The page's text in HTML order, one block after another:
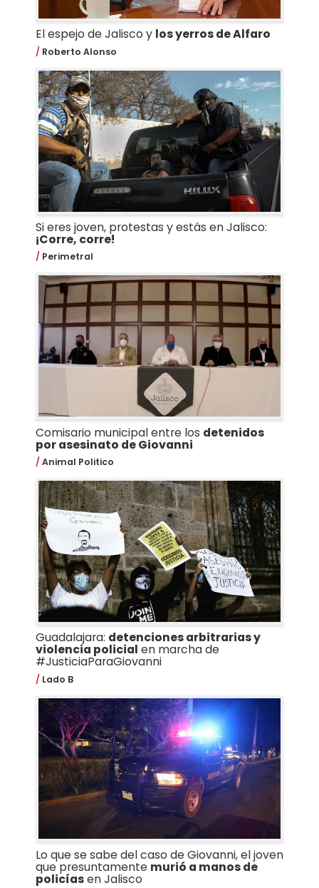
El espejo de Jalisco y los yerros de Alfaro
Roberto Alonso
Si eres joven, protestas y estás en Jalisco:
¡Corre, corre!
Perimetral
Comisario municipal entre los detenidos
por asesinato de Giovanni
Animal Politico
Guadalajara: detenciones arbitrarias y
violencia policial en marcha de
#JusticiaParaGiovanni
Lado B
Lo que se sabe del caso de Giovanni, el joven
que presuntamente murió a manos de
policíasen Jalisco